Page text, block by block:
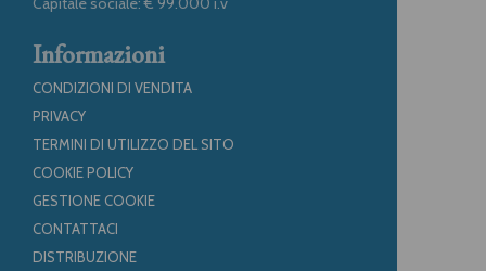
Informazioni
CONDIZIONI DI VENDITA
PRIVACY
TERMINI DI UTILIZZO DEL SITO
COOKIE POLICY
GESTIONE COOKIE
CONTATTACI
DISTRIBUZIONE